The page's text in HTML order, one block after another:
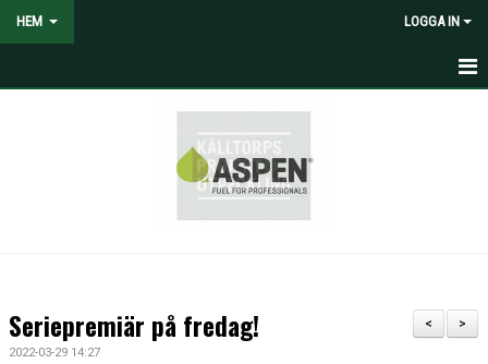
HEM LOGGA IN
BLI PARTNER TILL LIS
>
<
Seriepremiär på fredag!
2022-03-29 14:27